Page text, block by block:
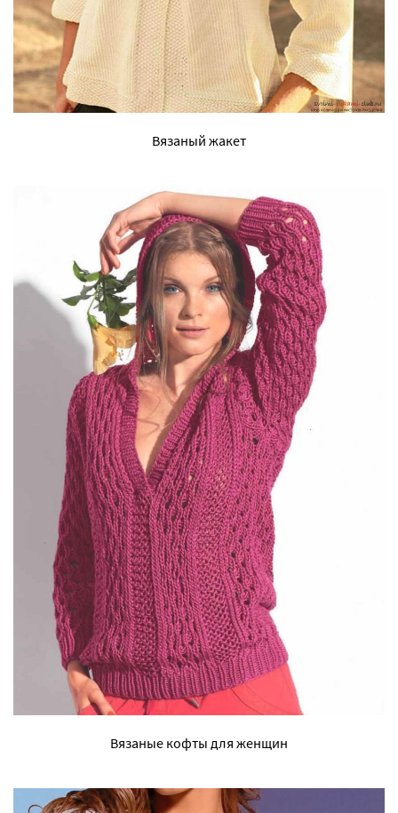
Вязаный жакет
Вязаные кофты для женщин